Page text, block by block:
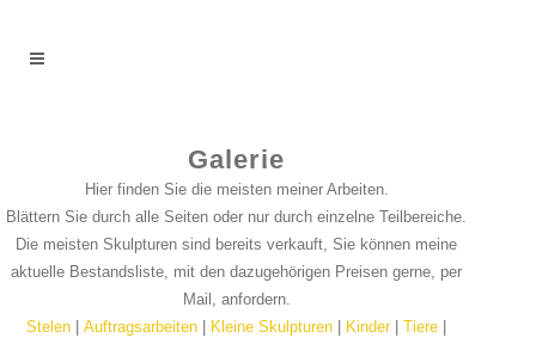
Galerie
Hier finden Sie die meisten meiner Arbeiten.
Blättern Sie durch alle Seiten oder nur durch einzelne Teilbereiche.
Die meisten Skulpturen sind bereits verkauft, Sie können meine
aktuelle Bestandsliste, mit den dazugehörigen Preisen gerne, per
Mail, anfordern.
Stelen |Auftragsarbeiten Kleine Skulpturen Kinder|Tiere